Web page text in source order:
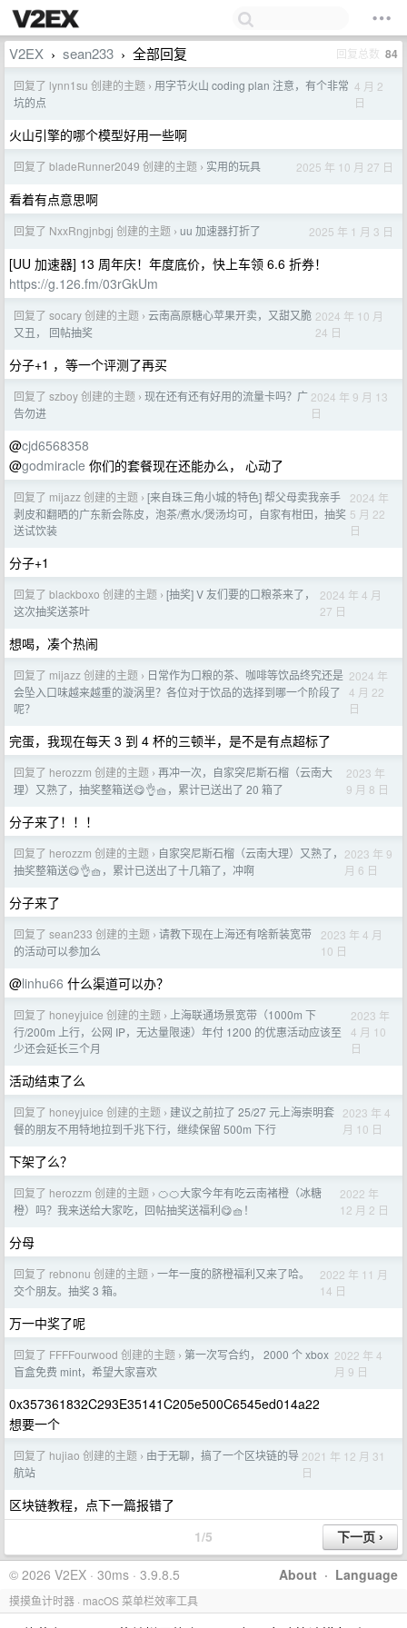
V2EX › sean233 › 全部回复 回复总数 84
回复了 lynn1su 创建的主题 › 用字节火山 coding plan 注意，有个非常
坑的点
4 月 2
日
火山引擎的哪个模型好用一些啊
回复了 bladeRunner2049 创建的主题 › 实用的玩具 2025 年 10 月 27 日
看着有点意思啊
回复了 NxxRngjnbgj 创建的主题 › uu 加速器打折了 2025 年 1 月 3 日
[UU 加速器] 13 周年庆！年度底价，快上车领 6.6 折券！
https://g.126.fm/03rGkUm
回复了 socary 创建的主题 › 云南高原糖心苹果开卖，又甜又脆
又丑， 回帖抽奖
2024 年 10 月
24 日
分子+1 ，等一个评测了再买
回复了 szboy 创建的主题 › 现在还有还有好用的流量卡吗？广
告勿进
2024 年 9 月 13
日
@cjd6568358
@godmiracle 你们的套餐现在还能办么， 心动了
回复了 mijazz 创建的主题 › [来自珠三角小城的特色] 帮父母卖我亲手
剥皮和翻晒的广东新会陈皮，泡茶/煮水/煲汤均可，自家有柑田，抽奖
送试饮装
2024 年
5 月 22
日
分子+1
回复了 blackboxo 创建的主题 › [抽奖] V 友们要的口粮茶来了，
这次抽奖送茶叶
2024 年 4 月
27 日
想喝，凑个热闹
回复了 mijazz 创建的主题 › 日常作为口粮的茶、咖啡等饮品终究还是
会坠入口味越来越重的漩涡里？各位对于饮品的选择到哪一个阶段了
呢？
2024 年
4 月 22
日
完蛋，我现在每天 3 到 4 杯的三顿半，是不是有点超标了
回复了 herozzm 创建的主题 › 再冲一次，自家突尼斯石榴（云南大
理）又熟了，抽奖整箱送😋👌🧺，累计已送出了 20 箱了
2023 年
9 月 8 日
分子来了！！！
回复了 herozzm 创建的主题 › 自家突尼斯石榴（云南大理）又熟了，
抽奖整箱送😋👌🧺，累计已送出了十几箱了，冲啊
2023 年 9
月 6 日
分子来了
回复了 sean233 创建的主题 › 请教下现在上海还有啥新装宽带
的活动可以参加么
2023 年 4 月
10 日
@linhu66 什么渠道可以办？
回复了 honeyjuice 创建的主题 ›
上海联通场景宽带（1000m 下
行/200m 上行，公网 IP，无达量限速）年付 1200 的优惠活动应该至
少还会延长三个月
2023 年
4 月 10
日
活动结束了么
回复了 honeyjuice 创建的主题 › 建议之前拉了 25/27 元上海崇明套
餐的朋友不用特地拉到千兆下行，继续保留 500m 下行
2023 年 4
月 10 日
下架了么？
回复了 herozzm 创建的主题 › 🍊🍊大家今年有吃云南褚橙（冰糖
橙）吗？我来送给大家吃，回帖抽奖送福利😋🧺！
2022 年
12 月 2 日
分母
回复了 rebnonu 创建的主题 › 一年一度的脐橙福利又来了哈。
交个朋友。抽奖 3 箱。
2022 年 11 月
14 日
万一中奖了呢
回复了 FFFFourwood 创建的主题 › 第一次写合约， 2000 个 xbox
盲盒免费 mint，希望大家喜欢
2022 年 4
月 9 日
0x357361832C293E35141C205e500C6545ed014a22
想要一个
回复了 hujiao 创建的主题 › 由于无聊，搞了一个区块链的导
航站
2021 年 12 月 31
日
区块链教程，点下一篇报错了
1/5
About · Language
© 2026 V2EX · 30ms · 3.9.8.5
摸摸鱼计时器 · macOS 菜单栏效率工具